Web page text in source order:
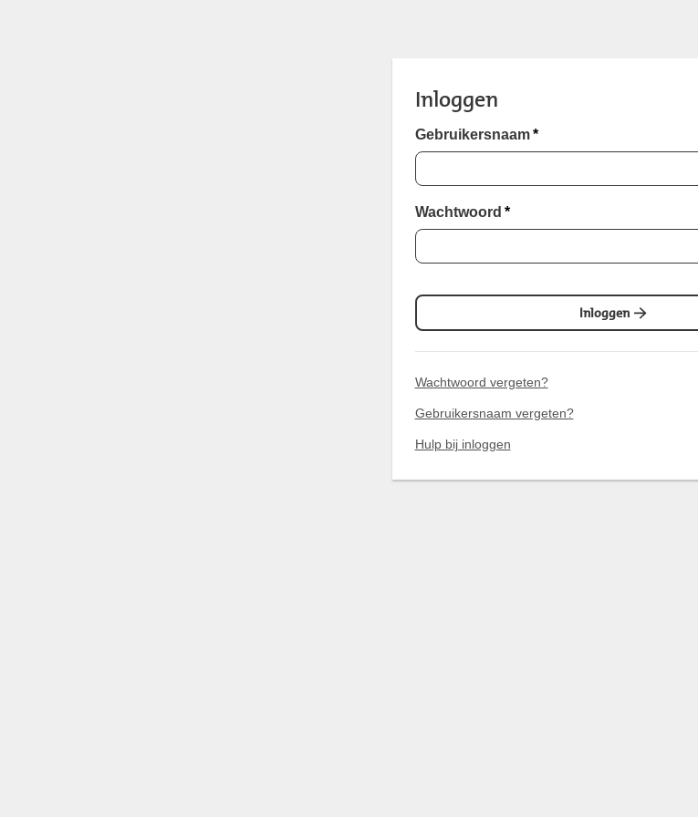
Inloggen
Gebruikersnaam *
Wachtwoord *
Inloggen
Wachtwoord vergeten?
Gebruikersnaam vergeten?
Hulp bij inloggen